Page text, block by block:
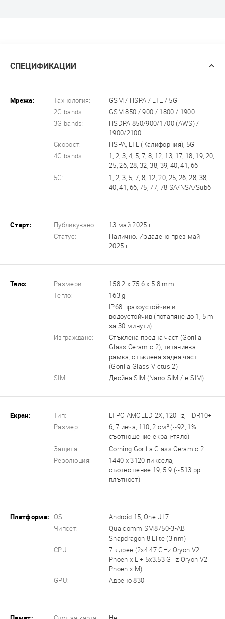
СПЕЦИФИКАЦИИ
Мрежа: Тахнология:
GSM / HSPA / LTE / 5G
2G bands:
GSM 850 / 900 / 1800 / 1900
3G bands:
HSDPA 850/900/1700 (AWS) /
1900/2100
Скорост:
HSPA, LTE (Калифорния), 5G
4G bands:
1, 2, 3, 4, 5, 7, 8, 12, 13, 17, 18, 19, 20,
25, 26, 28, 32, 38, 39, 40, 41, 66
5G:
1, 2, 3, 5, 7, 8, 12, 20, 25, 26, 28, 38,
40, 41, 66, 75, 77, 78 SA/NSA/Sub6
Старт: Публикувано:
13 май 2025 г.
Статус:
Налично. Издадено през май
2025 г.
Тяло: Размери:
158.2 x 75.6 x 5.8 mm
Тегло:
163 g
IP68 прахоустойчив и
водоустойчив (потапяне до 1, 5 m
за 30 минути)
Изграждане:
Стъклена предна част (Gorilla
Glass Ceramic 2), титаниева
рамка, стъклена задна част
(Gorilla Glass Victus 2)
SIM:
Двойна SIM (Nano-SIM / e-SIM)
Екран: Тип:
LTPO AMOLED 2X, 120Hz, HDR10+
Размер:
6, 7 инча, 110, 2 см² (~92, 1%
съотношение екран-тяло)
Защита:
Corning Gorilla Glass Ceramic 2
Резолюция:
1440 x 3120 пиксела,
съотношение 19, 5:9 (~513 ppi
плътност)
Платформа: OS:
Android 15, One UI 7
Чипсет:
Qualcomm SM8750-3-AB
Snapdragon 8 Elite (3 nm)
CPU:
7-ядрен (2x4.47 GHz Oryon V2
Phoenix L + 5x3.53 GHz Oryon V2
Phoenix M)
GPU:
Адрено 830